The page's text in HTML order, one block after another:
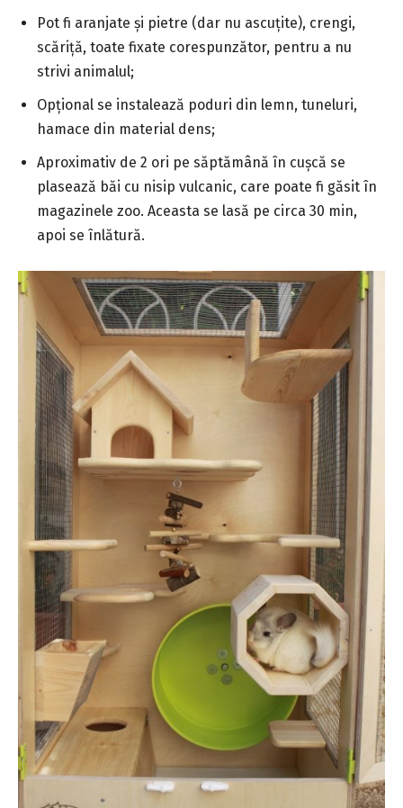
Pot fi aranjate și pietre (dar nu ascuțite), crengi,
scăriță, toate fixate corespunzător, pentru a nu
strivi animalul;
Opțional se instalează poduri din lemn, tuneluri,
hamace din material dens;
Aproximativ de 2 ori pe săptămână în cușcă se
plasează băi cu nisip vulcanic, care poate fi găsit în
magazinele zoo. Aceasta se lasă pe circa 30 min,
apoi se înlătură.